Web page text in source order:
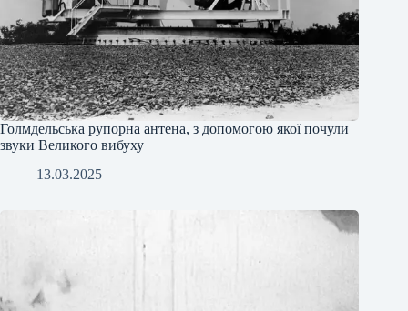
Голмдельська рупорна антена, з допомогою якої почули
звуки Великого вибуху
13.03.2025